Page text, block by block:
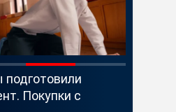
Покупки с